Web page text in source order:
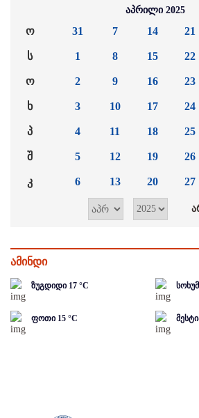
აპრილი 2025
ო
ს
ო
ხ
პ
შ
კ
31
1
2
3
4
5
6
7
8
9
10
11
12
13
14
15
16
17
18
19
20
21
22
23
24
25
26
27
ამინდი
ზუგდიდი 17 °C
ფოთი 15 °C